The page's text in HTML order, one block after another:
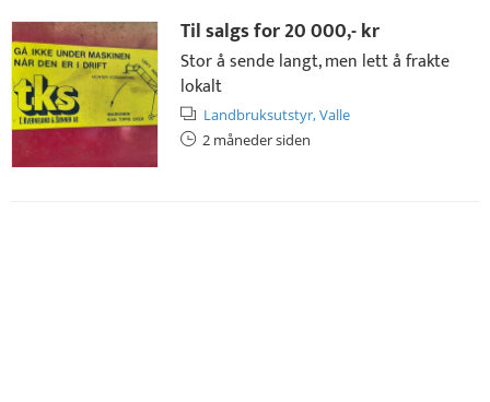
Til salgs for20 000,- kr
Stor å sende langt, men lett å frakte
lokalt
Landbruksutstyr,Valle
2 måneder siden